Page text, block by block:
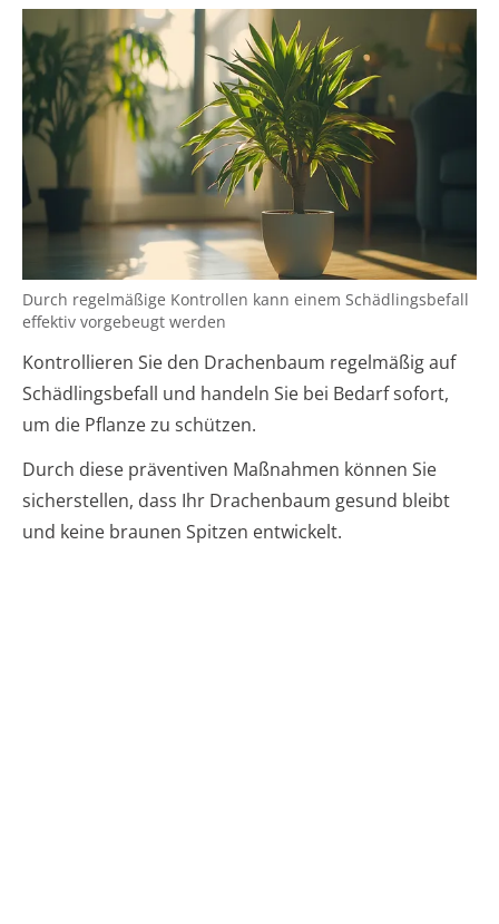
Durch regelmäßige Kontrollen kann einem Schädlingsbefall
effektiv vorgebeugt werden
Kontrollieren Sie den Drachenbaum regelmäßig auf
Schädlingsbefall und handeln Sie bei Bedarf sofort,
um die Pflanze zu schützen.
Durch diese präventiven Maßnahmen können Sie
sicherstellen, dass Ihr Drachenbaum gesund bleibt
und keine braunen Spitzen entwickelt.